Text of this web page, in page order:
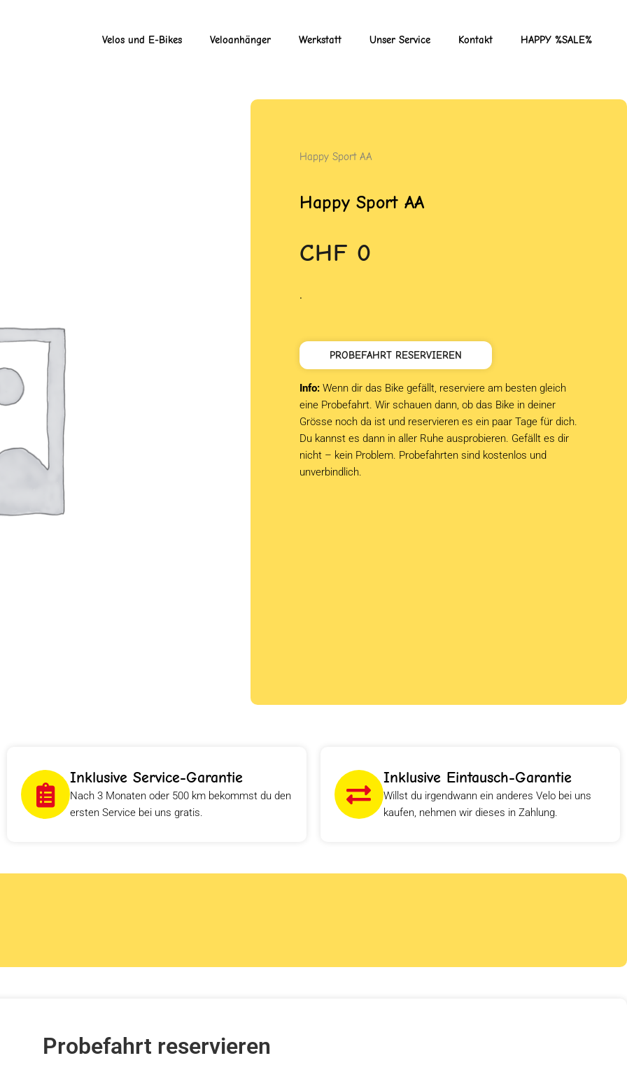
Velos und E-Bikes Veloanhänger Werkstatt Unser Service Kontakt HAPPY %SALE%
Happy Sport AA
Happy Sport AA
CHF 0
.
PROBEFAHRT RESERVIEREN
Info: Wenn dir das Bike gefällt, reserviere am besten gleich
eine Probefahrt. Wir schauen dann, ob das Bike in deiner
Grösse noch da ist und reservieren es ein paar Tage für dich.
Du kannst es dann in aller Ruhe ausprobieren. Gefällt es dir
nicht – kein Problem. Probefahrten sind kostenlos und
unverbindlich.
Inklusive Service-Garantie
Nach 3 Monaten oder 500 km bekommst du den
ersten Service bei uns gratis.
Inklusive Eintausch-Garantie
Willst du irgendwann ein anderes Velo bei uns
kaufen, nehmen wir dieses in Zahlung.
Probefahrt reservieren